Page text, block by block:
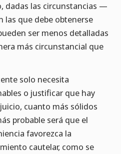
dadas las circunstancias —
que debe obtenerse
ser menos detalladas
más circunstancial que
solo necesita
o justificar que hay
cuanto más sólidos
probable será que el
favorezca la
cautelar, como se